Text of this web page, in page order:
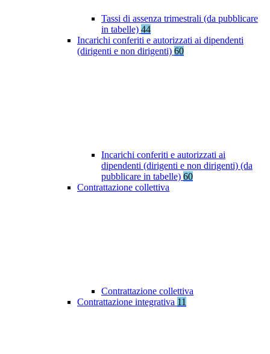
Tassi di assenza trimestrali (da pubblicare
in tabelle) 44
Incarichi conferiti e autorizzati ai dipendenti
(dirigenti e non dirigenti) 60
Incarichi conferiti e autorizzati ai
dipendenti (dirigenti e non dirigenti) (da
pubblicare in tabelle) 60
Contrattazione collettiva
Contrattazione collettiva
Contrattazione integrativa 11